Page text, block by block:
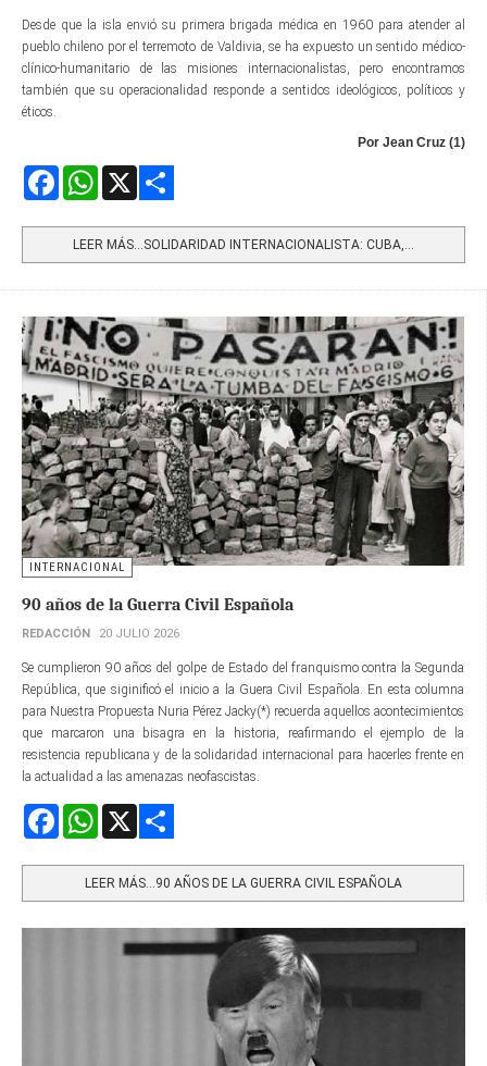
Desde que la isla envió su primera brigada médica en 1960 para atender al
pueblo chileno por el terremoto de Valdivia, se ha expuesto un sentido médico-
clínico-humanitario de las misiones internacionalistas, pero encontramos
también que su operacionalidad responde a sentidos ideológicos, políticos y
éticos.
Por Jean Cruz (1)
FacebookWhatsApp
LEER MÁS…SOLIDARIDAD INTERNACIONALISTA: CUBA,...
INTERNACIONAL
90 años de la Guerra Civil Española
REDACCIÓN 20 JULIO 2026
Se cumplieron 90 años del golpe de Estado del franquismo contra la Segunda
República, que siginificó el inicio a la Guera Civil Española. En esta columna
para Nuestra Propuesta Nuria Pérez Jacky(*) recuerda aquellos acontecimientos
que marcaron una bisagra en la historia, reafirmando el ejemplo de la
resistencia republicana y de la solidaridad internacional para hacerles frente en
la actualidad a las amenazas neofascistas.
FacebookWhatsApp
LEER MÁS…90 AÑOS DE LA GUERRA CIVIL ESPAÑOLA